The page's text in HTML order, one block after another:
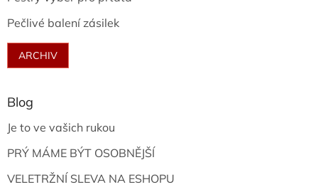
Pečlivé balení zásilek
ARCHIV
Blog
Je to ve vašich rukou
PRÝ MÁME BÝT OSOBNĚJŠÍ
VELETRŽNÍ SLEVA NA ESHOPU